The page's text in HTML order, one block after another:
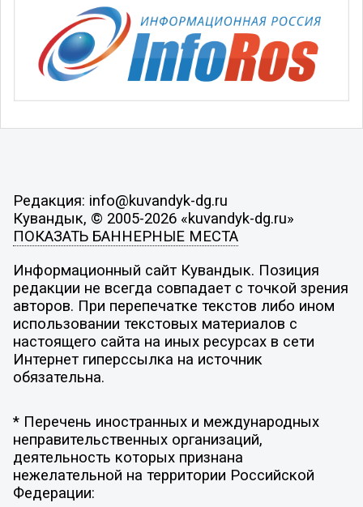
Редакция: info@kuvandyk-dg.ru
Кувандык, © 2005-2026 «kuvandyk-dg.ru»
ПОКАЗАТЬ БАННЕРНЫЕ МЕСТА
Информационный сайт Кувандык. Позиция
редакции не всегда совпадает с точкой зрения
авторов. При перепечатке текстов либо ином
использовании текстовых материалов с
настоящего сайта на иных ресурсах в сети
Интернет гиперссылка на источник
обязательна.
* Перечень иностранных и международных
неправительственных организаций,
деятельность которых признана
нежелательной на территории Российской
Федерации: